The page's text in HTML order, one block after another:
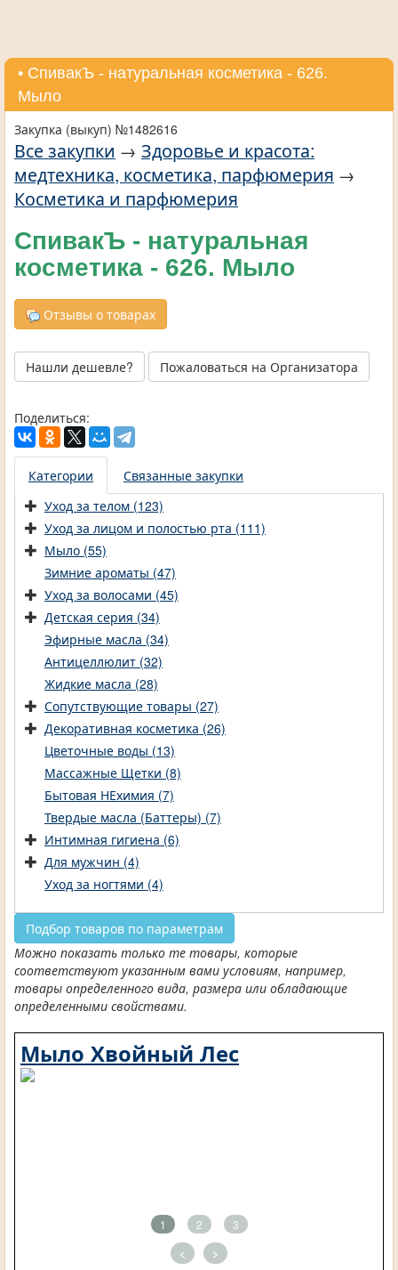
• СпивакЪ - натуральная косметика - 626.
Мыло
Закупка (выкуп) №1482616
Все закупки → Здоровье и красота:
медтехника, косметика, парфюмерия →
Косметика и парфюмерия
СпивакЪ - натуральная
косметика - 626. Мыло
Отзывы о товарах
Нашли дешевле? Пожаловаться на Организатора
Поделиться:
Категории
Связанные закупки
Уход за телом (123)
Уход за лицом и полостью рта (111)
Мыло (55)
Зимние ароматы (47)
Уход за волосами (45)
Детская серия (34)
Эфирные масла (34)
Антицеллюлит (32)
Жидкие масла (28)
Сопутствующие товары (27)
Декоративная косметика (26)
Цветочные воды (13)
Массажные Щетки (8)
Бытовая НЕхимия (7)
Твердые масла (Баттеры) (7)
Интимная гигиена (6)
Для мужчин (4)
Уход за ногтями (4)
Подбор товаров по параметрам
Можно показать только те товары, которые
соответствуют указанным вами условиям, например,
товары определенного вида, размера или обладающие
определенными свойствами.
Мыло Хвойный Лес
1 2 3
< >